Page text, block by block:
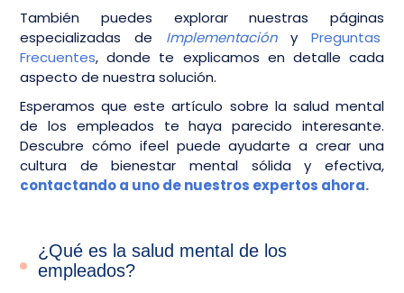
También puedes explorar nuestras páginas
especializadas de Implementación y Preguntas
Frecuentes, donde te explicamos en detalle cada
aspecto de nuestra solución.
Esperamos que este artículo sobre la salud mental
de los empleados te haya parecido interesante.
Descubre cómo ifeel puede ayudarte a crear una
cultura de bienestar mental sólida y efectiva,
contactando a uno de nuestros expertos ahora.
¿Qué es la salud mental de los
empleados?